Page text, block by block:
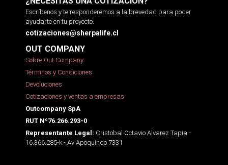
Escríbenos y te responderemos a la brevedad para poder
ayudarte en tu proyecto.
cotizaciones@sherpalife.cl
OUT COMPANY
Sobre Out Company
Términos y Condiciones
Devoluciones
Cotizaciones y ventas a empresas
Outcompany SpA
RUT Nº76.266.293-0
Representante Legal: Cristobal Octavio Alvarez Tapia -
16.366.285-k - Av Apoquindo 7331